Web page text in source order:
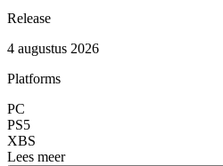
Release
4 augustus 2026
Platforms
PC
PS5
XBS
Lees meer